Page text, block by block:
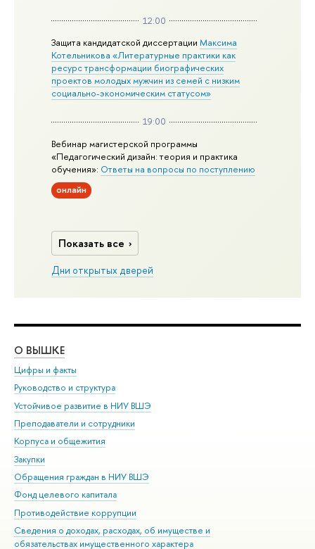
12:00
Защита кандидатской диссертацииМаксима
Котельникова «Литературные практики как
ресурс трансформации биографических
проектов молодых мужчин из семей с низким
социально-экономическим статусом»
19:00
Вебинар магистерской программы
«Педагогический дизайн: теория и практика
обучения»: Ответы на вопросы по поступлению
онлайн
Показать все
Дни открытых дверей
О ВЫШКЕ
Цифры и факты
Руководство и структура
Устойчивое развитие в НИУ ВШЭ
Преподаватели и сотрудники
Корпуса и общежития
Закупки
Обращения граждан в НИУ ВШЭ
Фонд целевого капитала
Противодействие коррупции
Сведения о доходах, расходах, об имуществе и
обязательствах имущественного характера